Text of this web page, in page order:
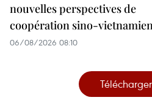
nouvelles perspectives de
coopération sino-
06/08/2026 08:10